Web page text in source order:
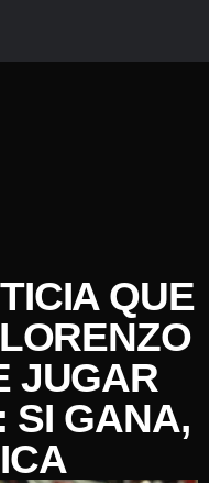
QUE
JUGAR
SI GANA,